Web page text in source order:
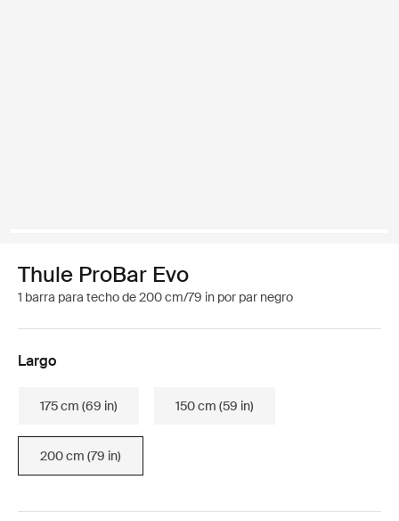
Thule ProBar Evo
1 barra para techo de 200 cm/79 in por par negro
Largo
175 cm (69 in) 150 cm (59 in)
200 cm (79 in)